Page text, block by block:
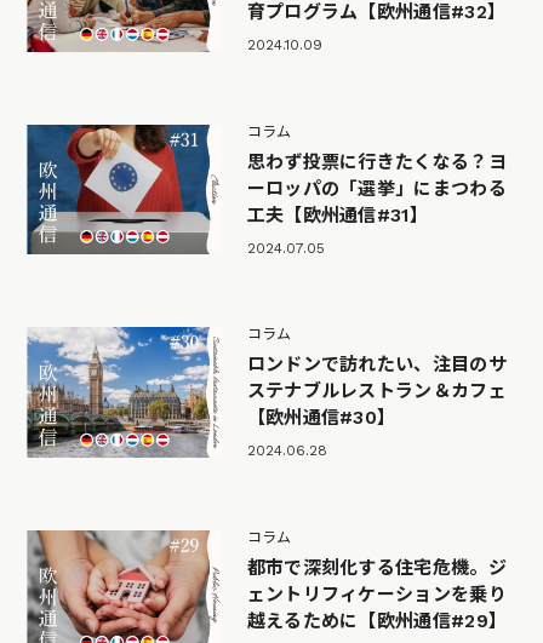
育プログラム【欧州通信#32】
2024.10.09
コラム
思わず投票に行きたくなる？ヨ
ーロッパの「選挙」にまつわる
工夫【欧州通信#31】
2024.07.05
コラム
ロンドンで訪れたい、注目のサ
ステナブルレストラン＆カフェ
【欧州通信#30】
2024.06.28
コラム
都市で深刻化する住宅危機。ジ
ェントリフィケーションを乗り
越えるために【欧州通信#29】